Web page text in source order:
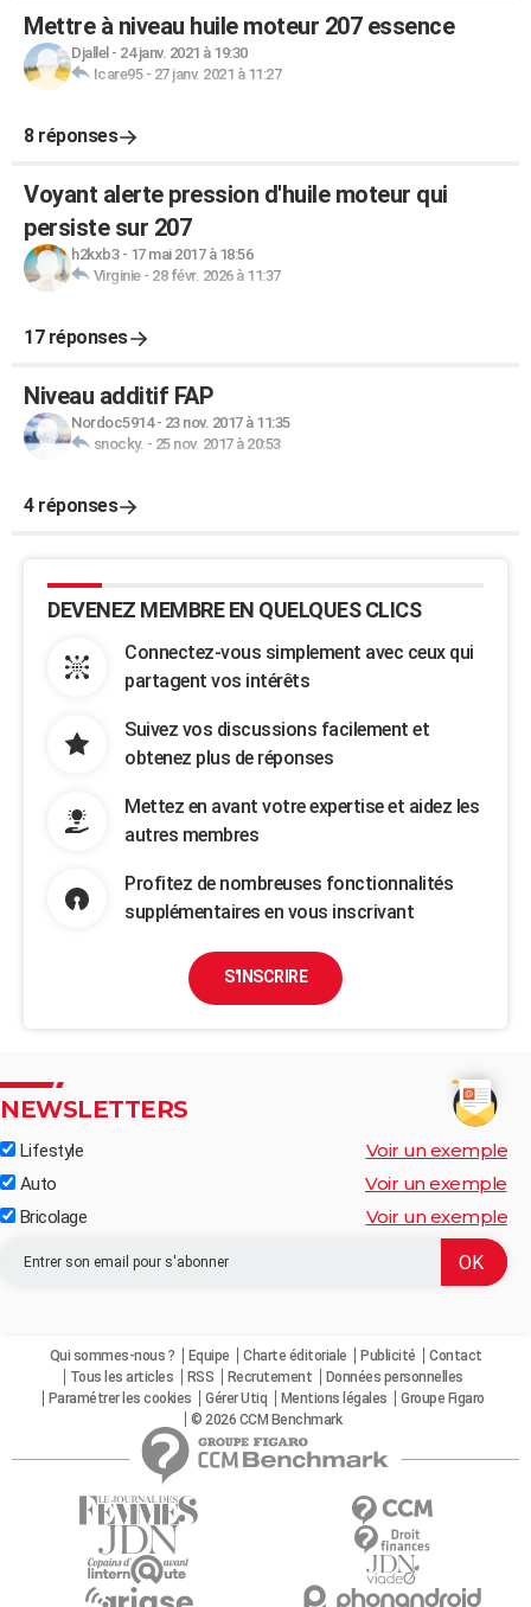
Mettre à niveau huile moteur 207 essence
Djallel - 24 janv. 2021 à 19:30
Icare95- 27 janv. 2021 à 11:27
8 réponses
Voyant alerte pression d'huile moteur qui
persiste sur 207
h2kxb3- 17 mai 2017 à 18:56
Virginie- 28 févr. 2026 à 11:37
17 réponses
Niveau additif FAP
Nordoc5914- 23 nov. 2017 à 11:35
snocky. - 25 nov. 2017 à 20:53
4 réponses
DEVENEZ MEMBRE EN QUELQUES CLICS
Connectez-vous simplement avec ceux qui
partagent vos intérêts
Suivez vos discussions facilement et
obtenez plus de réponses
Mettez en avant votre expertise et aidez les
autres membres
Profitez de nombreuses fonctionnalités
supplémentaires en vous inscrivant
S'INSCRIRE
NEWSLETTERS
Lifestyle Voir un exemple
Auto Voir un exemple
Bricolage Voir un exemple
Qui sommes-nous ? Equipe Charte éditoriale Publicité
Contact
Tous les articles
RSS Recrutement
Données personnelles
Paramétrer les cookies
Gérer Utiq Mentions légales
Groupe Figaro
© 2026 CCM Benchmark